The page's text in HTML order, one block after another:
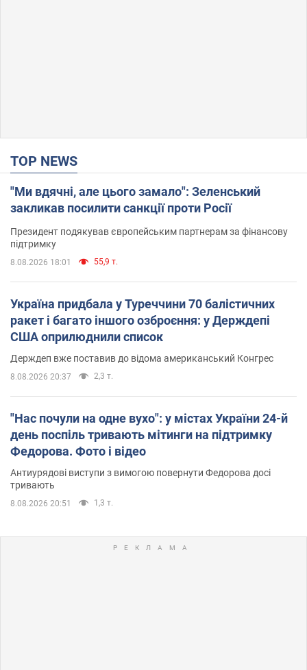
TOP NEWS
"Ми вдячні, але цього замало": Зеленський
закликав посилити санкції проти Росії
Президент подякував європейським партнерам за фінансову
підтримку
8.08.2026 18:01 55,9 т.
Україна придбала у Туреччини 70 балістичних
ракет і багато іншого озброєння: у Держдепі
США оприлюднили список
Держдеп вже поставив до відома американський Конгрес
8.08.2026 20:37 2,3 т.
"Нас почули на одне вухо": у містах України 24-й
день поспіль тривають мітинги на підтримку
Федорова. Фото і відео
Антиурядові виступи з вимогою повернути Федорова досі
тривають
8.08.2026 20:51 1,3 т.